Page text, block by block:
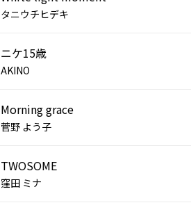
タニウチヒデキ
ニケ15歳
AKINO
Morning grace
菅野 よう子
TWOSOME
窪田 ミナ